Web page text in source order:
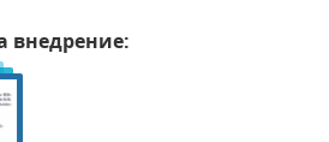
внедрение: